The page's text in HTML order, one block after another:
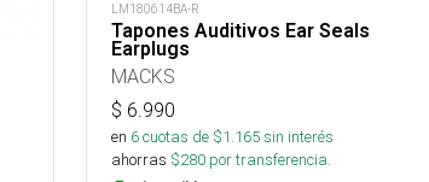
LM180614BA-R
Tapones Auditivos Ear Seals
Earplugs
MACKS
$ 6.990
en 6cuotas de $1.165sin interés
ahorras $280 por transferencia.